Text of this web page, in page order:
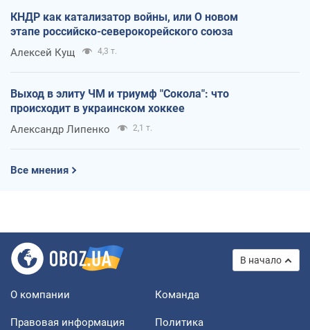
КНДР как катализатор войны, или О новом
этапе российско-северокорейского союза
Алексей Кущ 4,3 т.
Выход в элиту ЧМ и триумф "Сокола": что
происходит в украинском хоккее
Александр Липенко 2,1 т.
Все мнения
В начало
О компании Команда
Правовая информация
Политика